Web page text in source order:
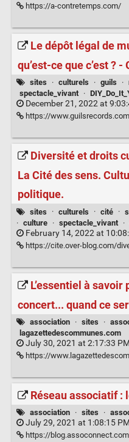
https://a-contretemps.com/
Le dépôt légal de
qu’est-ce que c’est ? -
sites · culturels · guils ·
spectacle_vivant
·
December 21, 2022 at
https://www.guilsrecords.com/le-depot-
Diversité et droits
La Cité des sens.
politique.
sites · culturels · cité ·
· culture · spectacle_vivant ·
February 14, 2022 at
https://cite.over-blog.com/
L’essentiel à
concert... quand ce
association · sites ·
lagazettedescommunes.com
July 30, 2021 at 2:17:33
https://www.lagazettedescommunes.com/719923/
Réseau associatif :
association · sites ·
July 29, 2021 at 1:08:15
https://